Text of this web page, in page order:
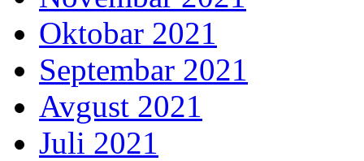
Oktobar 2021
Septembar 2021
Avgust 2021
Juli 2021